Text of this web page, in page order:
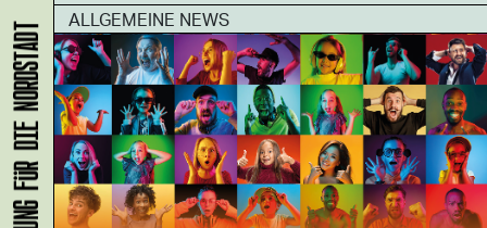
ALLGEMEINE NEWS